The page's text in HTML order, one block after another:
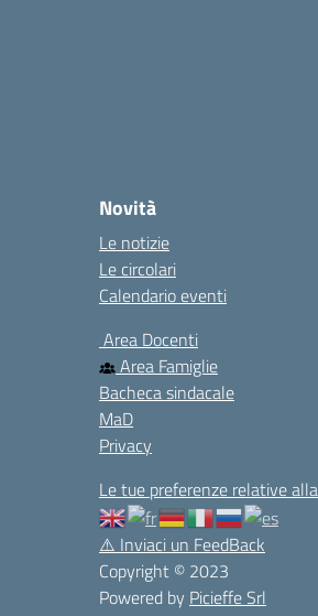
Novità
Le notizie
Le circolari
Calendario eventi
Area Docenti
Area Famiglie
Bacheca sindacale
MaD
Privacy
Le tue preferenze relative
⚠️ Inviaci un FeedBack
Copyright © 2023
Powered by Picieffe Srl